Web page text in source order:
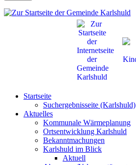
Startseite
Suchergebnisseite (Karlshuld)
Aktuelles
Kommunale Wärmeplanung
Ortsentwicklung Karlshuld
Bekanntmachungen
Karlshuld im Blick
Aktuell